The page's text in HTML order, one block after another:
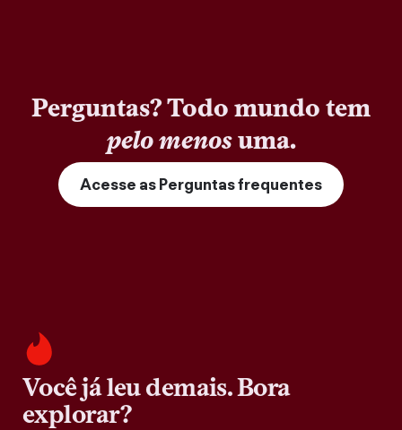
Perguntas? Todo mundo tem
pelo menosuma.
Acesse as Perguntas frequentes
Você já leu demais. Bora
explorar?